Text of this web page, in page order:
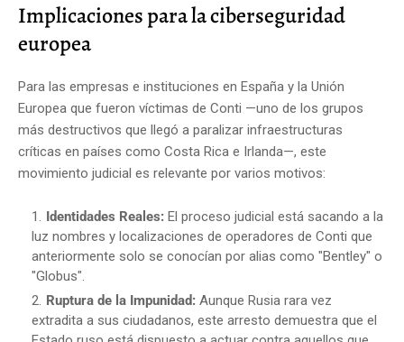
Implicaciones para la ciberseguridad
europea
Para las empresas e instituciones en España y la Unión
Europea que fueron víctimas de Conti —uno de los grupos
más destructivos que llegó a paralizar infraestructuras
críticas en países como Costa Rica e Irlanda—, este
movimiento judicial es relevante por varios motivos:
Identidades Reales: El proceso judicial está sacando a la
luz nombres y localizaciones de operadores de Conti que
anteriormente solo se conocían por alias como "Bentley" o
"Globus".
Ruptura de la Impunidad: Aunque Rusia rara vez
extradita a sus ciudadanos, este arresto demuestra que el